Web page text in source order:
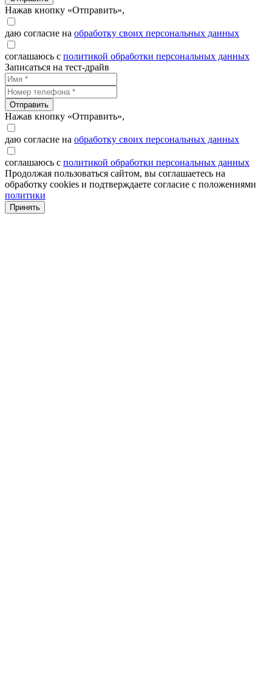
Нажав кнопку «Отправить»,
даю согласие на обработку своих персональных данных
соглашаюсь с политикой обработки персональных данных
Записаться на тест-драйв
Отправить
Нажав кнопку «Отправить»,
даю согласие на обработку своих персональных данных
соглашаюсь с политикой обработки персональных данных
Продолжая пользоваться сайтом, вы соглашаетесь на
обработку cookies и подтверждаете согласие с положениями
политики
Принять